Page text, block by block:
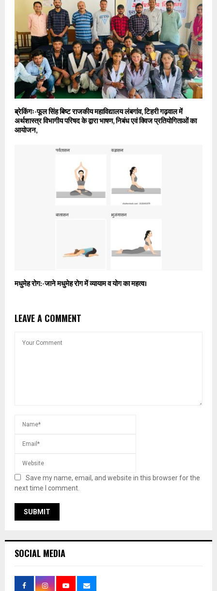
ब्रेकिंगः-फूल सिंह बिष्ट राजकीय महाविद्यालय लंबगांव, टिहरी गढ़वाल में
अर्थशास्त्र विभागीय परिषद के द्वारा भाषण, निबंध एवं क्विज प्रतियोगिताओं का
आयोजन,
मधुमेह रोग:-जाने मधुमेह रोग में व्यायाम व योग का महत्व।
LEAVE A COMMENT
Save my name, email, and website in this browser for the
next time I comment.
SOCIAL MEDIA